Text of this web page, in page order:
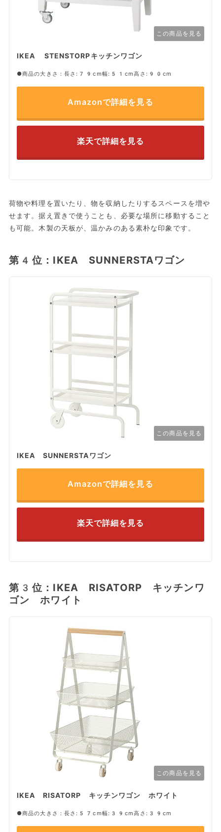
この商品を見る
IKEA STENSTORPキッチンワゴン
●商品の大きさ：長さ:79cm幅:51cm高さ:90cm
Amazonで詳細を見る
楽天で詳細を見る
荷物や料理を置いたり、物を収納したりするスペースを増や
せます。据え置きで使うことも、必要な場所に移動すること
も可能。木製の天板が、温かみのある素朴な印象です。
第4位：IKEA SUNNERSTAワゴン
この商品を見る
IKEA SUNNERSTAワゴン
Amazonで詳細を見る
楽天で詳細を見る
第3位：IKEA RISATORP キッチンワ
ゴン ホワイト
この商品を見る
IKEA RISATORP キッチンワゴン ホワイト
●商品の大きさ：長さ:57cm幅:39cm高さ:39cm